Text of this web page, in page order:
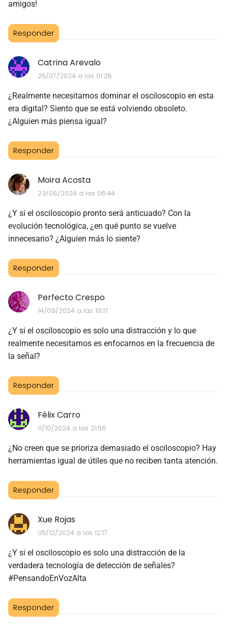
amigos!
Responder
Catrina Arevalo
25/07/2024 a las 01:28
¿Realmente necesitamos dominar el osciloscopio en esta
era digital? Siento que se está volviendo obsoleto.
¿Alguien más piensa igual?
Responder
Moira Acosta
23/08/2024 a las 06:44
¿Y si el osciloscopio pronto será anticuado? Con la
evolución tecnológica, ¿en qué punto se vuelve
innecesario? ¿Alguien más lo siente?
Responder
Perfecto Crespo
14/09/2024 a las 19:17
¿Y si el osciloscopio es solo una distracción y lo que
realmente necesitamos es enfocarnos en la frecuencia de
la señal?
Responder
Félix Carro
11/10/2024 a las 21:56
¿No creen que se prioriza demasiado el osciloscopio? Hay
herramientas igual de útiles que no reciben tanta atención.
Responder
Xue Rojas
05/12/2024 a las 12:17
¿Y si el osciloscopio es solo una distracción de la
verdadera tecnología de detección de señales?
#PensandoEnVozAlta
Responder